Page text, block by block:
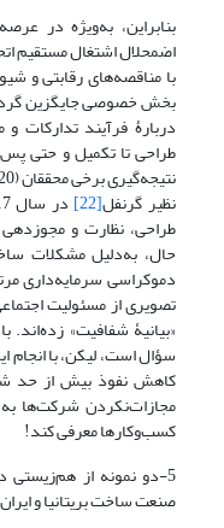
بنابراین، به‌ویژه در
اضمحلال اشتغال مستقیم
با مناقصه‌‌‌های رقابتی و
بخش خصوصی جایگزین
دربارۀ فرآیند تدارکات
طراحی تا تکمیل و حتی
نظیر گرنفل[22]
طراحی، نظارت و
حال، به‌دلیل مشکلات
دموکراسی سرمایه‌داری
تصویری از مسئولیت
«بیانیۀ شفافیت» زده‌اند.
سؤال است، لیکن، با انجام
کاهش نفوذ بیش از حد
مجازات‌نکردن شرکت‌ها
کسب‌و‌کارها معرفی کند!
5-دو نمونه از
صنعت ساخت بریتانیا و ایران